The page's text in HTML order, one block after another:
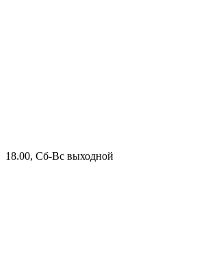
18.00, Сб-Вс выходной